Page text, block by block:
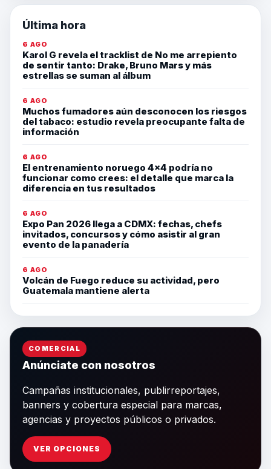
Última hora
6 AGO
Karol G revela el tracklist de No me arrepiento
de sentir tanto: Drake, Bruno Mars y más
estrellas se suman al álbum
6 AGO
Muchos fumadores aún desconocen los riesgos
del tabaco: estudio revela preocupante falta de
información
6 AGO
El entrenamiento noruego 4×4 podría no
funcionar como crees: el detalle que marca la
diferencia en tus resultados
6 AGO
Expo Pan 2026 llega a CDMX: fechas, chefs
invitados, concursos y cómo asistir al gran
evento de la panadería
6 AGO
Volcán de Fuego reduce su actividad, pero
Guatemala mantiene alerta
COMERCIAL
Anúnciate con nosotros
Campañas institucionales, publirreportajes,
banners y cobertura especial para marcas,
agencias y proyectos públicos o privados.
VER OPCIONES